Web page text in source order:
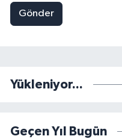
Gönder
Yükleniyor...
Geçen Yıl Bugün